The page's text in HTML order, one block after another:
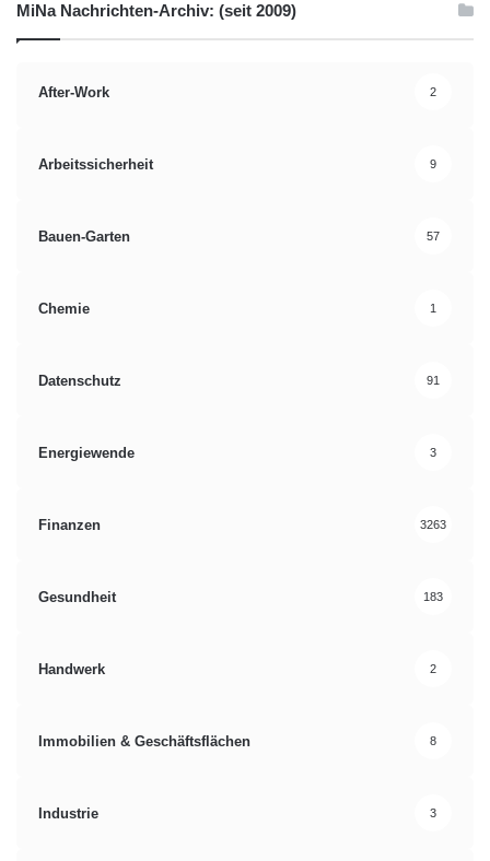
MiNa Nachrichten-Archiv: (seit 2009)
After-Work 2
Arbeitssicherheit 9
Bauen-Garten 57
Chemie 1
Datenschutz 91
Energiewende 3
Finanzen 3263
Gesundheit 183
Handwerk 2
Immobilien & Geschäftsflächen 8
Industrie 3